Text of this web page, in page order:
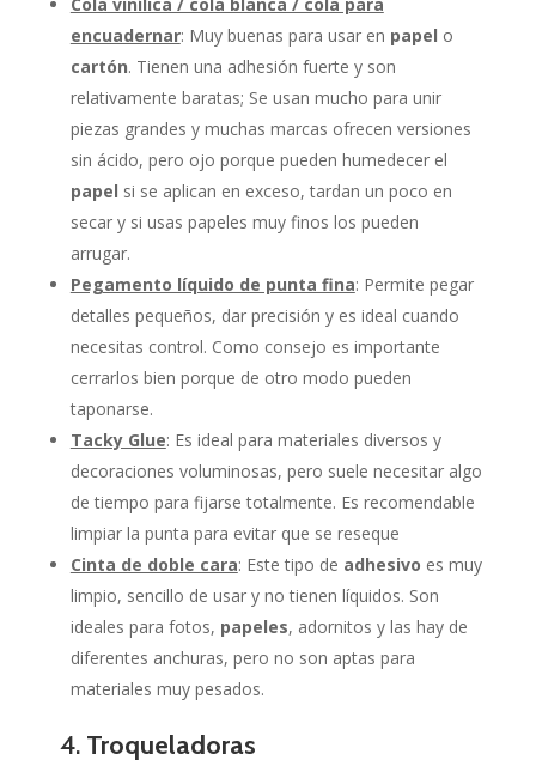
encuadernar: Muy buenas para usar en papel o
cartón. Tienen una adhesión fuerte y son
relativamente baratas; Se usan mucho para unir
piezas grandes y muchas marcas ofrecen versiones
sin ácido, pero ojo porque pueden humedecer el
papel si se aplican en exceso, tardan un poco en
secar y si usas papeles muy finos los pueden
arrugar.
Pegamento líquido de punta fina: Permite pegar
detalles pequeños, dar precisión y es ideal cuando
necesitas control. Como consejo es importante
cerrarlos bien porque de otro modo pueden
taponarse.
Tacky Glue: Es ideal para materiales diversos y
decoraciones voluminosas, pero suele necesitar algo
de tiempo para fijarse totalmente. Es recomendable
limpiar la punta para evitar que se reseque
Cinta de doble cara: Este tipo de adhesivo es muy
limpio, sencillo de usar y no tienen líquidos. Son
ideales para fotos, papeles, adornitos y las hay de
diferentes anchuras, pero no son aptas para
materiales muy pesados.
4. Troqueladoras